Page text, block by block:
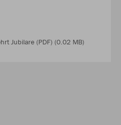
Jubilare (PDF) (0.02 MB)